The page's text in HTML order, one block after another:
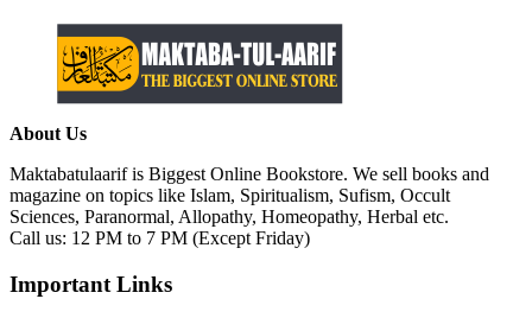
About Us
Maktabatulaarif is Biggest Online Bookstore. We sell books and
magazine on topics like Islam, Spiritualism, Sufism, Occult
Sciences, Paranormal, Allopathy, Homeopathy, Herbal etc.
Call us: 12 PM to 7 PM (Except Friday)
Important Links